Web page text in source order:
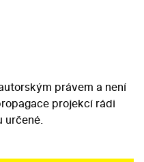
právem a není
projekcí rádi
určené.